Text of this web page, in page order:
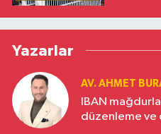
Yazarlar
AV. AHMET
IBAN
düzenleme ve